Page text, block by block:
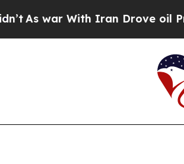
With Iran Drove oil Prices